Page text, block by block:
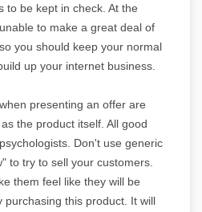
to be kept in check. At the
to make a great deal of
you should keep your normal
up your internet business.
presenting an offer are
the product itself. All good
Don't use generic
to try to sell your customers.
them feel like they will be
purchasing this product. It will